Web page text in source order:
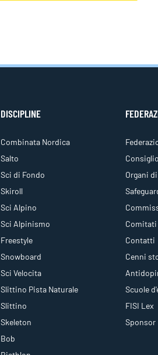
DISCIPLINE
Combinata Nordica
Salto
Sci di Fondo
Skiroll
Sci Alpino
Sci Alpinismo
Freestyle
Snowboard
Sci Velocita
Slittino Pista Naturale
Slittino
Skeleton
Bob
Organi
Comitati
Contatti
Cenni
Scuole
FISI Lex
Sponsor